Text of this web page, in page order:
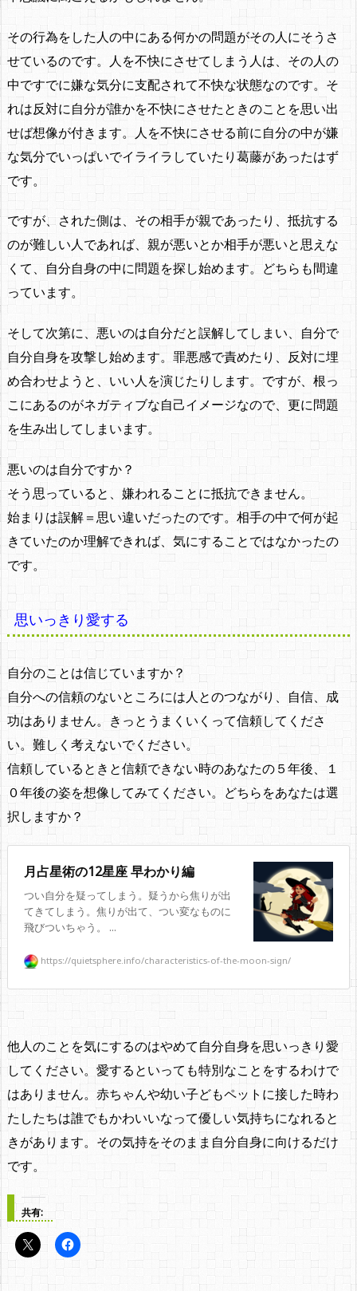
その行為をした人の中にある何かの問題がその人にそうさ
せているのです。人を不快にさせてしまう人は、その人の
中ですでに嫌な気分に支配されて不快な状態なのです。そ
れは反対に自分が誰かを不快にさせたときのことを思い出
せば想像が付きます。人を不快にさせる前に自分の中が嫌
な気分でいっぱいでイライラしていたり葛藤があったはず
です。
ですが、された側は、その相手が親であったり、抵抗する
のが難しい人であれば、親が悪いとか相手が悪いと思えな
くて、自分自身の中に問題を探し始めます。どちらも間違
っています。
そして次第に、悪いのは自分だと誤解してしまい、自分で
自分自身を攻撃し始めます。罪悪感で責めたり、反対に埋
め合わせようと、いい人を演じたりします。ですが、根っ
こにあるのがネガティブな自己イメージなので、更に問題
を生み出してしまいます。
悪いのは自分ですか？
そう思っていると、嫌われることに抵抗できません。
始まりは誤解＝思い違いだったのです。相手の中で何が起
きていたのか理解できれば、気にすることではなかったの
です。
思いっきり愛する
自分のことは信じていますか？
自分への信頼のないところには人とのつながり、自信、成
功はありません。きっとうまくいくって信頼してくださ
い。難しく考えないでください。
信頼しているときと信頼できない時のあなたの５年後、１
０年後の姿を想像してみてください。どちらをあなたは選
択しますか？
月占星術の12星座 早わかり編
つい自分を疑ってしまう。疑うから焦りが出
てきてしまう。焦りが出て、つい変なものに
飛びついちゃう。 ...
https://quietsphere.info/characteristics-of-the-moon-sign/
他人のことを気にするのはやめて自分自身を思いっきり愛
してください。愛するといっても特別なことをするわけで
はありません。赤ちゃんや幼い子どもペットに接した時わ
たしたちは誰でもかわいいなって優しい気持ちになれると
きがあります。その気持をそのまま自分自身に向けるだけ
です。
共有: